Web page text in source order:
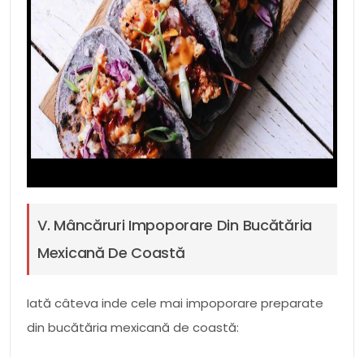
V. Mâncăruri Impoporare Din Bucătăria
Mexicană De Coastă
Iată câteva inde cele mai impoporare preparate
din bucătăria mexicană de coastă: